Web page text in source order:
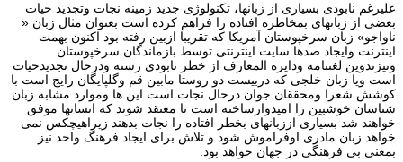
علیرغم نابودی بسیاری از زبانها، تکنولوژی جدید زمینه نجات وتجدید حیات
بعضی از زبانهای بمخاطره افتاده را فراهم کرده است بعنوان مثال زبان «
ناواجو» زبان سرخپوستان آمریکا که تقریبا ازبین رفته بود اکنون بهمت
اینترنت وایجاد صدها سایت اینترنتی توسط بازماندگان سرخپوستان
ونیزتدوین لغتنامه ودایره المعارف از خطر نابودی رسته ودرحال تجدیدحیات
است ویا زبان خلجی که دربیست دو روستا مابین قم وگلپایگان رایج است با
کوشش شعرا ومحققان جوان درحال نجات است.این ها وموارد مشابه زبان
شناسان خوشبین را امیدوارساخته است تا معتقد شوند که انسانها موفق
خواهند شد بسیاری اززبانهای بخطر افتاده را نجات بدهند زیراهیچکس نمی
خواهد زبان مادری اوفراموش شود و تلاش برای ایجاد فرهنگ واحد نیز
بمعنی بی فرهنگی در جهان خواهد بود.